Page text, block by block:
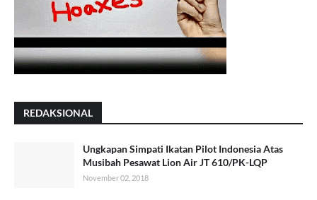
REDAKSIONAL
Ungkapan Simpati Ikatan Pilot Indonesia Atas
Musibah Pesawat Lion Air JT 610/PK-LQP
November 02, 2018